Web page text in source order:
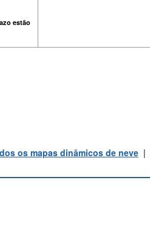
estão
os mapas dinâmicos de neve |